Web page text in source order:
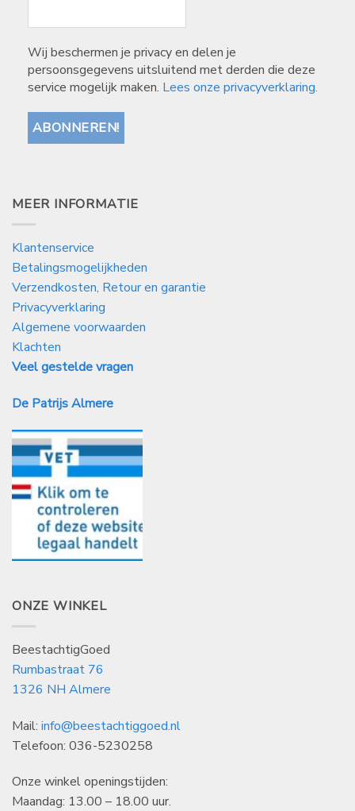
Wij beschermen je privacy en delen je
persoonsgegevens uitsluitend met derden die deze
service mogelijk maken. Lees onze privacyverklaring.
MEER INFORMATIE
Klantenservice
Betalingsmogelijkheden
Verzendkosten, Retour en garantie
Privacyverklaring
Algemene voorwaarden
Klachten
Veel gestelde vragen
De Patrijs Almere
ONZE WINKEL
BeestachtigGoed
Rumbastraat 76
1326 NH Almere
Mail: info@beestachtiggoed.nl
Telefoon: 036-5230258
Onze winkel openingstijden:
Maandag: 13.00 – 18.00 uur.